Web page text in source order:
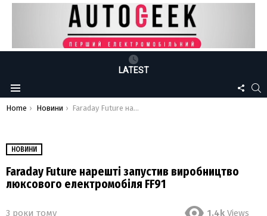
LATEST
Menu
US
You are here:
Home Новини Faraday Future нарешті запустив виробництво люксового електромобіля FF91
НОВИНИ
Faraday Future нарешті запустив виробництво
люксового електромобіля FF91
3 роки тому 1.4k Views